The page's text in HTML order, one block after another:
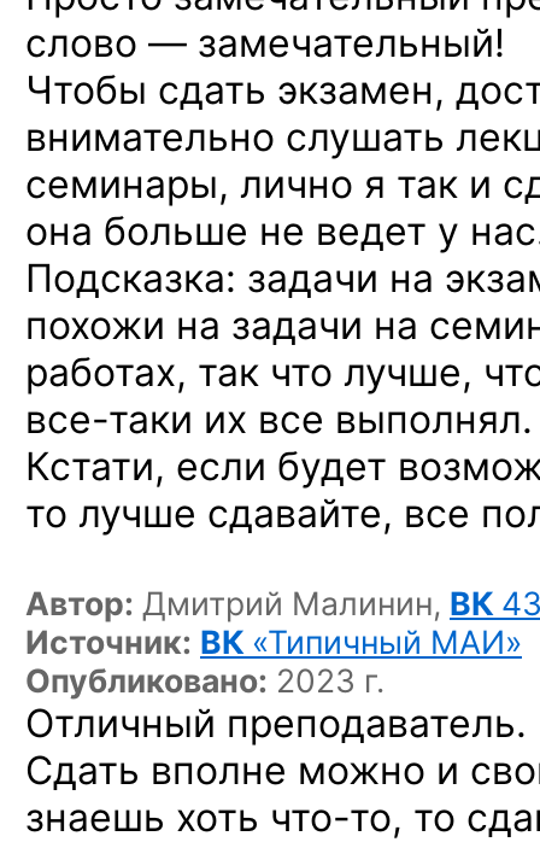
слово — замечательный!
Чтобы сдать экзамен,
внимательно слушать
семинары, лично я так и
она больше не ведет у
Подсказка: задачи на
похожи на задачи на
работах, так что лучше,
все-таки их все выполнял.
Кстати, если будет
то лучше сдавайте, все
Автор: Дмитрий Малинин, ВК
Источник: ВК «Типичный МАИ»
Опубликовано: 2023 г.
Отличный преподаватель.
Сдать вполне можно и
знаешь хоть что-то, то